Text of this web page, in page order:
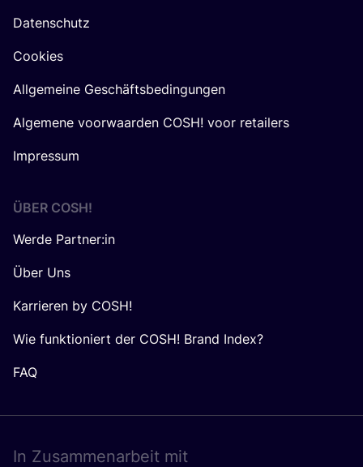
Datenschutz
Cookies
Allgemeine Geschäftsbedingungen
Algemene voorwaarden COSH! voor retailers
Impressum
ÜBER COSH!
Werde Partner:in
Über Uns
Karrieren by COSH!
Wie funktioniert der COSH! Brand Index?
FAQ
In Zusam­men­ar­beit mit